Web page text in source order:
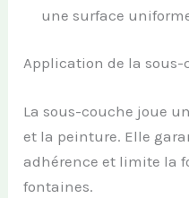
une surface
Application de la sous-
La sous-couche joue
et la peinture. Elle
adhérence et limite la
fontaines.